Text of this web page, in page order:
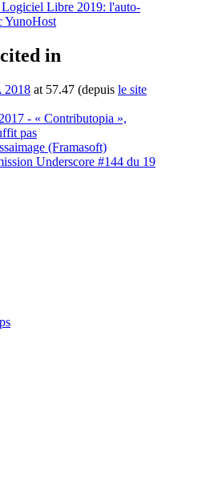
Logiciel Libre 2019: l'auto-
YunoHost
in
2018 at 57.47 (depuis le site
- « Contributopia »,
pas
(Framasoft)
Underscore #144 du 19